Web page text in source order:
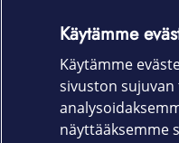
naarmuilta ja
ansiosta kuori pysyy
helpottaa myös
Tuotekoodi
Käytämme
Käytämme
sivuston
näyttääksemme